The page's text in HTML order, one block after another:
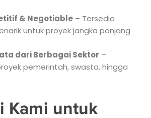
& Negotiable – Tersedia
untuk proyek jangka panjang
dari Berbagai Sektor –
pemerintah, swasta, hingga
Kami untuk